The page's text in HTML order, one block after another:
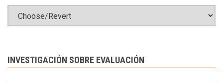
INVESTIGACIÓN SOBRE EVALUACIÓN